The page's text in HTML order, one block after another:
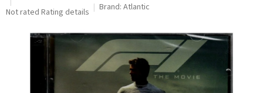
The
product
Not rated Rating details Brand: Atlantic